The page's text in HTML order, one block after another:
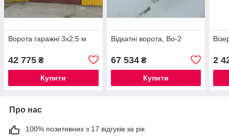
Ворота гаражні 3х2,5 м
42 775 ₴
Купити
Відкатні ворота, Во-2
67 534₴
Купити
2
Про нас
100% позитивних з 17 відгуків за рік